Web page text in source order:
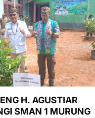
H. AGUSTIAR
SMAN 1 MURUNG